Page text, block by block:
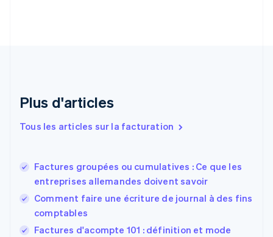
Plus d'articles
Tous les articles sur la facturation
Factures groupées ou cumulatives : Ce que les
entreprises allemandes doivent savoir
Comment faire une écriture de journal à des fins
comptables
Factures d'acompte 101 : définition et mode
Estonie
États-Unis
EnglishSvenska
France
Français
Gibraltar
English
Grèce